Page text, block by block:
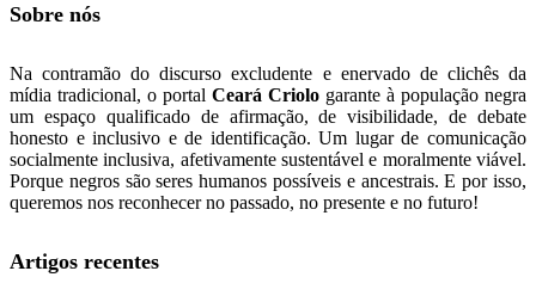
Sobre nós
Na contramão do discurso excludente e enervado de clichês da
mídia tradicional, o portal Ceará Criolo garante à população negra
um espaço qualificado de afirmação, de visibilidade, de debate
honesto e inclusivo e de identificação. Um lugar de comunicação
socialmente inclusiva, afetivamente sustentável e moralmente viável.
Porque negros são seres humanos possíveis e ancestrais. E por isso,
queremos nos reconhecer no passado, no presente e no futuro!
Artigos recentes